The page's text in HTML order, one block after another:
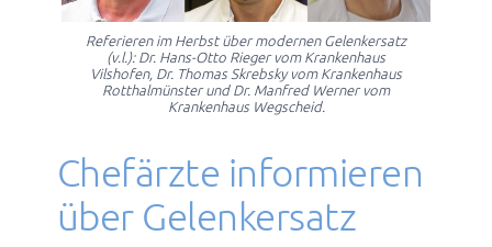
Referieren im Herbst über modernen Gelenkersatz
(v.l.): Dr. Hans-Otto Rieger vom Krankenhaus
Vilshofen, Dr. Thomas Skrebsky vom Krankenhaus
Rotthalmünster und Dr. Manfred Werner vom
Krankenhaus Wegscheid.
Chefärzte informieren
über Gelenkersatz